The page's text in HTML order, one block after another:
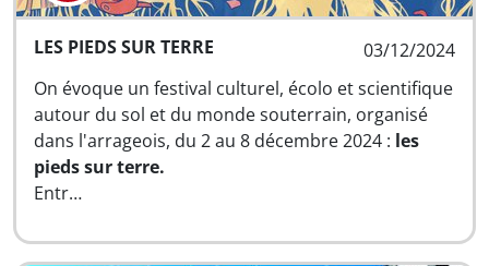
03/12/2024
LES PIEDS SUR TERRE
On évoque un festival culturel, écolo et scientifique
autour du sol et du monde souterrain, organisé
dans l'arrageois, du 2 au 8 décembre 2024 : les
pieds sur terre.
Entr…